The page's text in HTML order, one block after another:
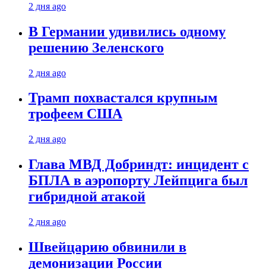
2 дня ago
В Германии удивились одному
решению Зеленского
2 дня ago
Трамп похвастался крупным
трофеем США
2 дня ago
Глава МВД Добриндт: инцидент с
БПЛА в аэропорту Лейпцига был
гибридной атакой
2 дня ago
Швейцарию обвинили в
демонизации России